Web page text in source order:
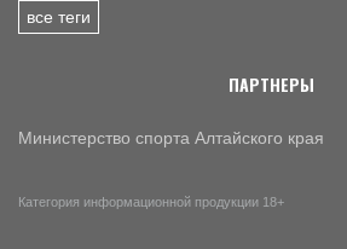
все теги
ПАРТНЕРЫ
Министерство спорта Алтайского края
Категория информационной продукции 18+